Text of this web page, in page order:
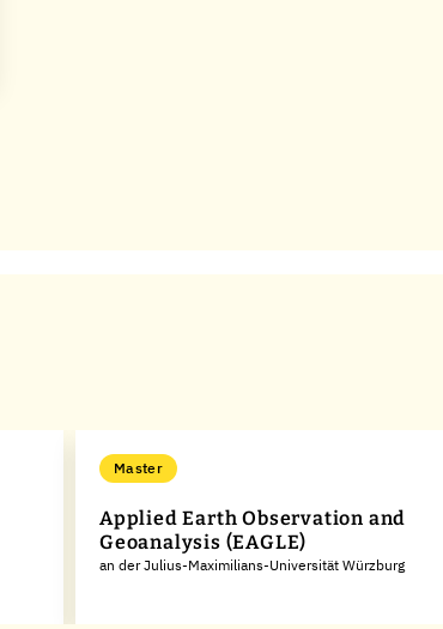
Master
Applied Earth Observation and
Geoanalysis (EAGLE)
an der Julius-Maximilians-Universität Würzburg